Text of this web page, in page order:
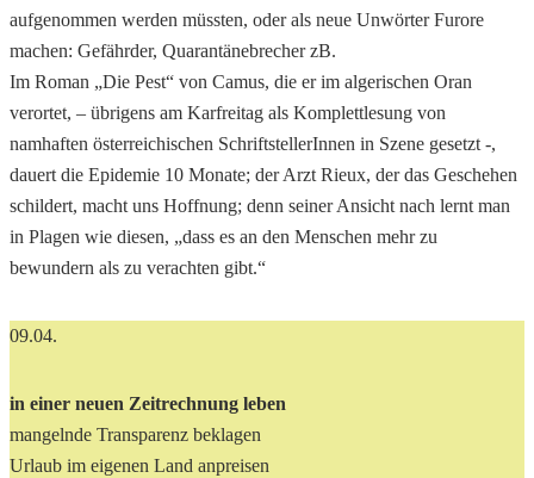
aufgenommen werden müssten, oder als neue Unwörter Furore
machen: Gefährder, Quarantänebrecher zB.
Im Roman „Die Pest“ von Camus, die er im algerischen Oran
verortet, – übrigens am Karfreitag als Komplettlesung von
namhaften österreichischen SchriftstellerInnen in Szene gesetzt -,
dauert die Epidemie 10 Monate; der Arzt Rieux, der das Geschehen
schildert, macht uns Hoffnung; denn seiner Ansicht nach lernt man
in Plagen wie diesen, „dass es an den Menschen mehr zu
bewundern als zu verachten gibt.“
09.04.
in einer neuen Zeitrechnung leben
mangelnde Transparenz beklagen
Urlaub im eigenen Land anpreisen